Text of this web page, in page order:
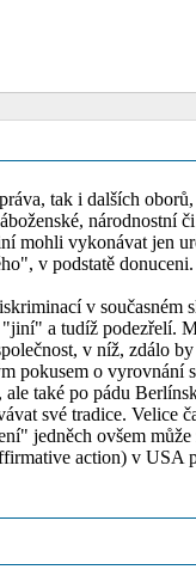
tak i dalších
národnostní
mohli vykonávat jen
v podstatě
v
a tudíž podezřelí.
v níž, zdálo
o vyrovnání
také po pádu
své tradice. Velice
jedněch ovšem
action) v